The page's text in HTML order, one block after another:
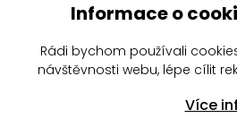
Informace o
Rádi bychom používali
návštěvnosti webu, lépe cílit
Více